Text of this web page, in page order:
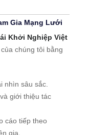
Gia Mạng Lưới
Khởi Nghiệp Việt
chúng tôi bằng
nhìn sâu sắc.
giới thiệu tác
cáo tiếp theo
gia.